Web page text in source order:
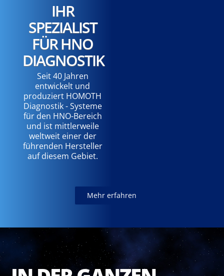
IHR
SPEZIALIST
FÜR HNO
DIAGNOSTIK
Seit 40 Jahren
entwickelt und
produziert HOMOTH
Diagnostik - Systeme
für den HNO-Bereich
und ist mittlerweile
weltweit einer der
führenden Hersteller
auf diesem Gebiet.
Mehr erfahren